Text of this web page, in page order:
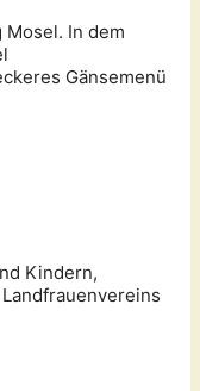
Mosel. In dem
Gänsemenü
Kindern,